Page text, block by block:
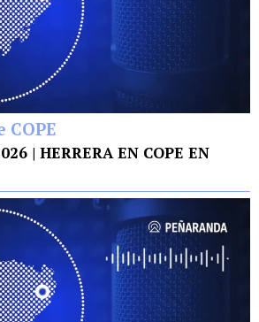
| HERRERA EN COPE EN